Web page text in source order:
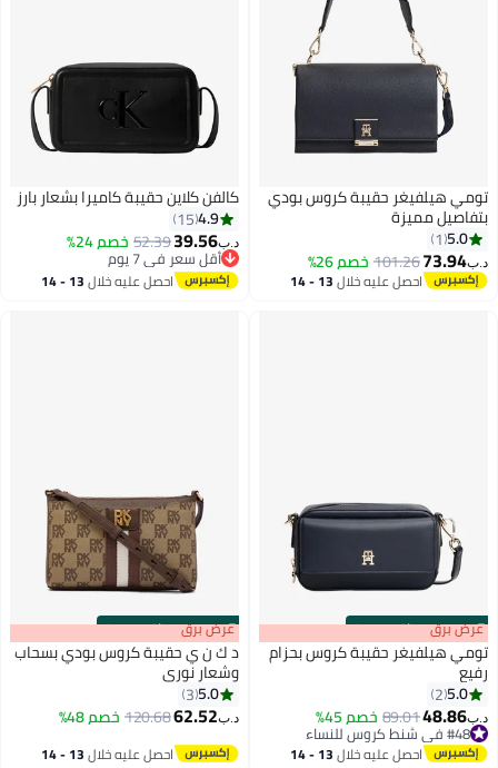
تومي هيلفيغر حقيبة كروس بودي
بتفاصيل مميزة
5.0
1
د.ب‏73.94
101.26خصم 26%
احصل عليه خلال 13 - 14
كالفن كلاين حقيبة كاميرا بشعار بارز
4.9
15
د.ب‏39.56
52.39خصم 24%
أقل سعر في 7 يوم
أقل سعر في 7 يوماحصل عليه خلال 13 - 14
00m:00s
·باقي 100% عرض برق
تومي هيلفيغر حقيبة كروس بحزام
رفيع
5.0
2
د.ب‏48.86
89.01خصم 45%
#48 في شنط كروس للنساء
#48 في شنط كروس للنساء احصل عليه خلال 13 - 14
00m:00s
·باقي 100% عرض برق
د ك ن ي حقيبة كروس بودي بسحاب
وشعار نوري
5.0
3
د.ب‏62.52
120.68خصم 48%
احصل عليه خلال 13 - 14